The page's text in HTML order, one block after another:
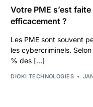
Votre PME s’est
efficacement ?
Les PME sont souvent
les cybercriminels.
% des […]
DIOKI TECHNOLOGIES